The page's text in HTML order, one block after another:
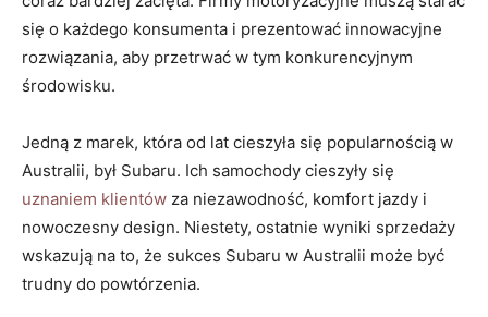
się o każdego konsumenta⁢ i prezentować innowacyjne
rozwiązania, aby​ przetrwać w‍ tym⁣ konkurencyjnym
środowisku.
Jedną z marek, ‍która od lat ‍cieszyła się popularnością w
Australii, ​był​ Subaru. Ich ​samochody cieszyły się
uznaniem klientów za niezawodność, ‍komfort jazdy i
nowoczesny design. Niestety,​ ostatnie wyniki⁤ sprzedaży
wskazują⁢ na to, że sukces Subaru⁤ w Australii może być⁣
trudny do powtórzenia.